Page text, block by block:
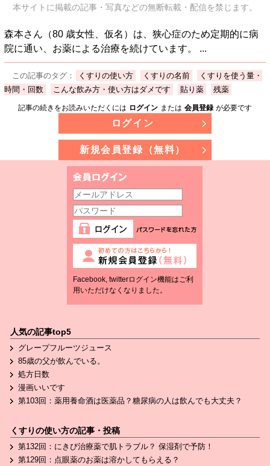
本サイトに掲載の記事・写真などの無断転載・配信を禁じます。
森本さん（80 歳女性、仮名）は、狭心症のため定期的に病
院に通い、お薬による治療を続けています。 ...
この記事のタグ： くすりの使い方 くすりの名前
くすりを使う量・
時間・回数
こんな飲み方・使い方はダメです 貼り薬 残薬
記事の続きをお読みいただくには ログイン または 会員登録 が必要です
ログイン
新規会員登録（無料）
Facebook, twitterログイン機能はご利
用いただけなくなりました。
人気の記事top5
グレープフルーツジュース
85歳の父が飲んでいる。
処方日数
漫画いいです
第103回：薬用養命酒は医薬品？糖尿病の人は飲んでも大丈夫？
くすりの使い方の記事・投稿
第132回：にきび治療薬で肌トラブル？ 保湿剤で予防！
第129回：点眼薬のお薬は溶かしてもらえる？